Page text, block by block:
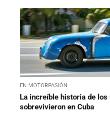
EN MOTORPASIÓN
La increíble historia de
sobrevivieron en Cuba